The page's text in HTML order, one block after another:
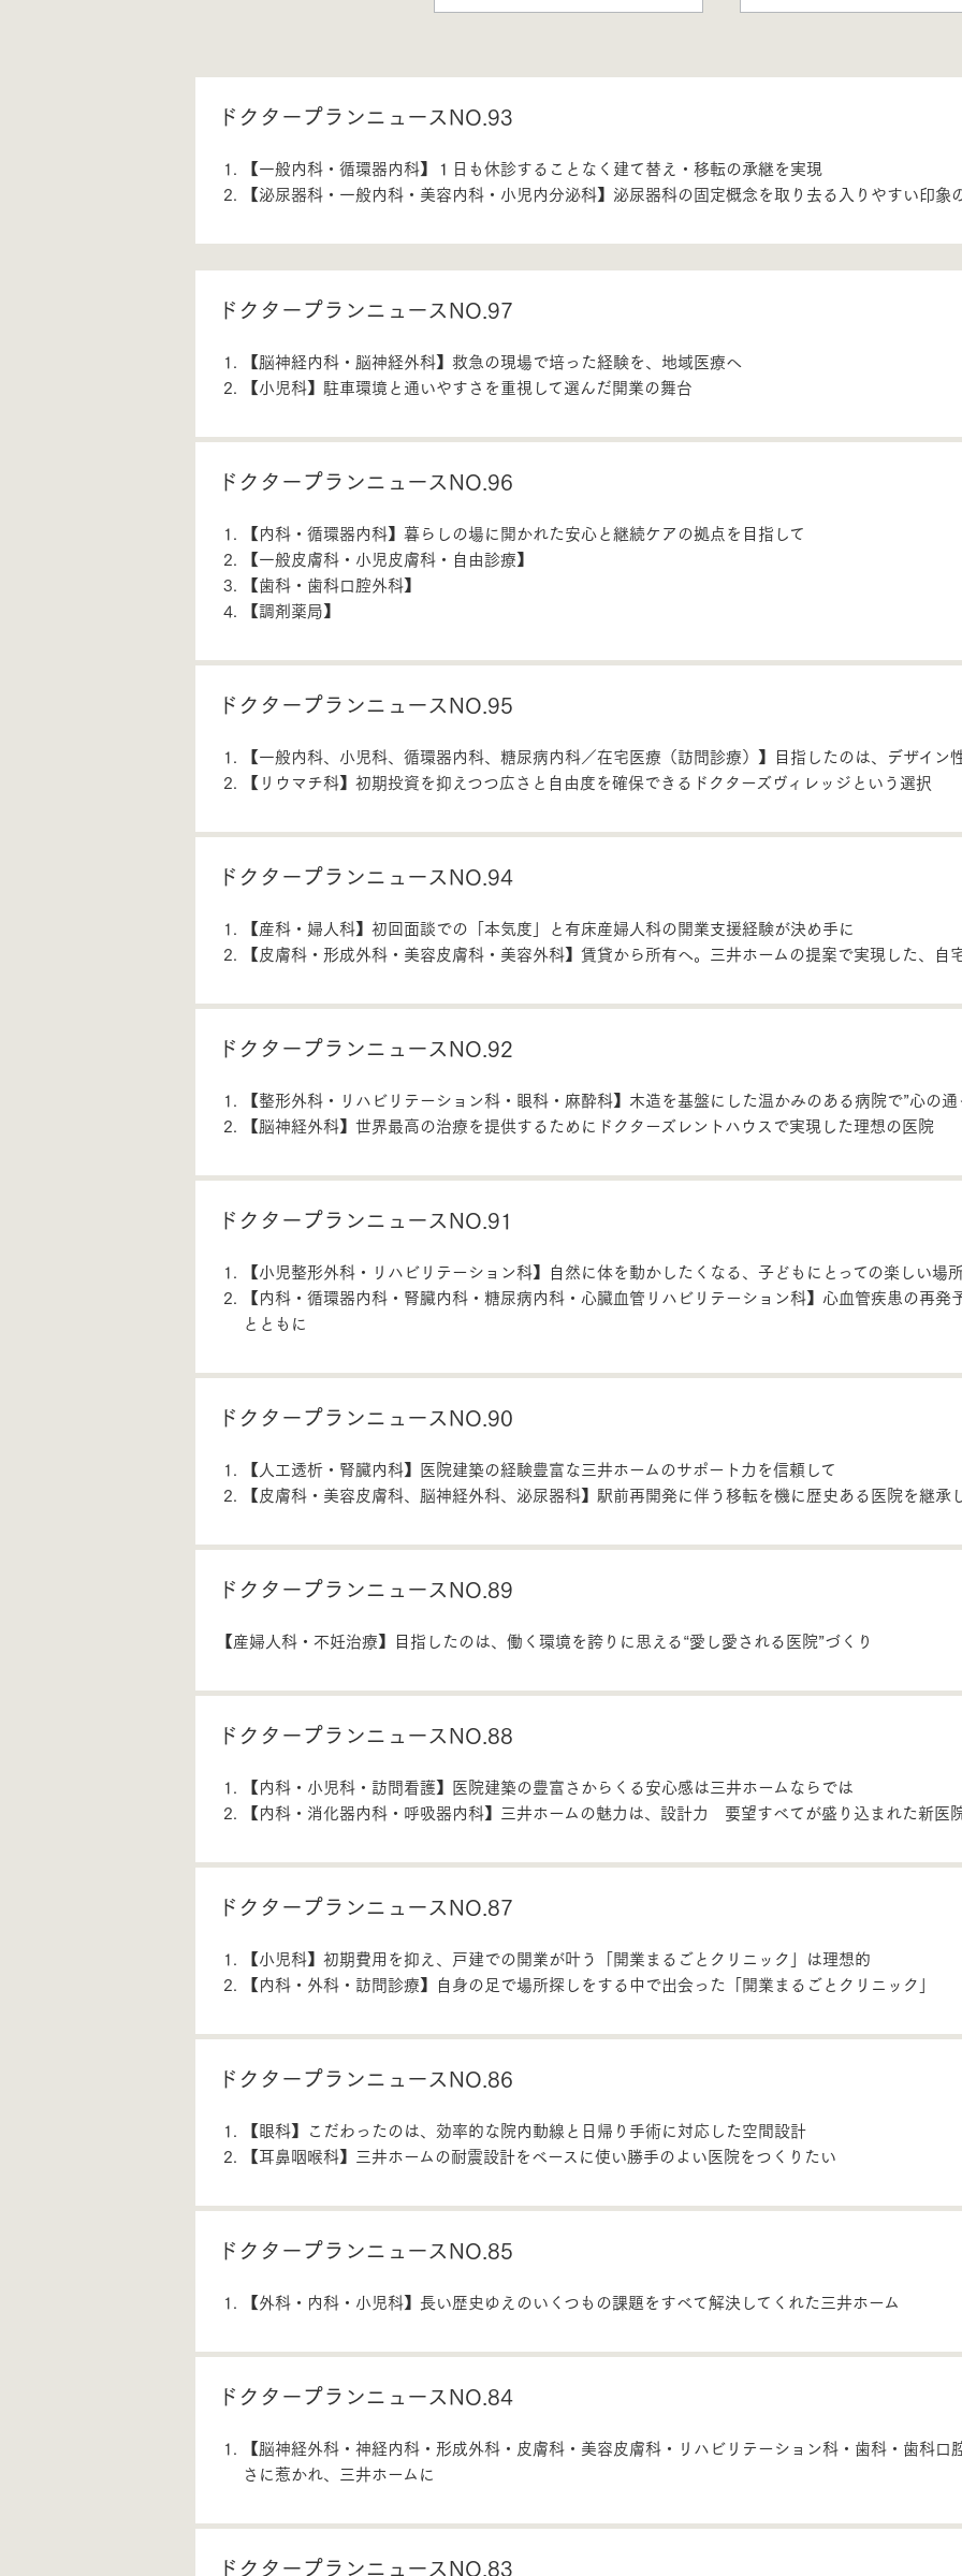
カタログ請求 イベント情報 ご相談デスク
ドクタープランニュースNO.93
【一般内科・循環器内科】１日も休診することなく建て替え・移転の承継を実現
【泌尿器科・一般内科・美容内科・小児内分泌科】泌尿器科の固定概念を取り去る入りやすい印象
ドクタープランニュースNO.97
【脳神経内科・脳神経外科】救急の現場で培った経験を、地域医療へ
【小児科】駐車環境と通いやすさを重視して選んだ開業の舞台
ドクタープランニュースNO.96
【内科・循環器内科】暮らしの場に開かれた安心と継続ケアの拠点を目指して
【一般皮膚科・小児皮膚科・自由診療】
【歯科・歯科口腔外科】
【調剤薬局】
ドクタープランニュースNO.95
【一般内科、小児科、循環器内科、糖尿病内科／在宅医療（訪問診療）】目指したのは、デザイン
【リウマチ科】初期投資を抑えつつ広さと自由度を確保できるドクターズヴィレッジという選択
ドクタープランニュースNO.94
【産科・婦人科】初回面談での「本気度」と有床産婦人科の開業支援経験が決め手に
【皮膚科・形成外科・美容皮膚科・美容外科】賃貸から所有へ。三井ホームの提案で実現した、自
ドクタープランニュースNO.92
【整形外科・リハビリテーション科・眼科・麻酔科】木造を基盤にした温かみのある病院で”心の
【脳神経外科】世界最高の治療を提供するためにドクターズレントハウスで実現した理想の医院
ドクタープランニュースNO.91
【小児整形外科・リハビリテーション科】自然に体を動かしたくなる、子どもにとっての楽しい場
【内科・循環器内科・腎臓内科・糖尿病内科・心臓血管リハビリテーション科】心血管疾患の再
とともに
ドクタープランニュースNO.90
【人工透析・腎臓内科】医院建築の経験豊富な三井ホームのサポート力を信頼して
【皮膚科・美容皮膚科、脳神経外科、泌尿器科】駅前再開発に伴う移転を機に歴史ある医院を継承
ドクタープランニュースNO.89
【産婦人科・不妊治療】目指したのは、働く環境を誇りに思える“愛し愛される医院”づくり
ドクタープランニュースNO.88
【内科・小児科・訪問看護】医院建築の豊富さからくる安心感は三井ホームならでは
【内科・消化器内科・呼吸器内科】三井ホームの魅力は、設計力 要望すべてが盛り込まれた新医
ドクタープランニュースNO.87
【小児科】初期費用を抑え、戸建での開業が叶う「開業まるごとクリニック」は理想的
【内科・外科・訪問診療】自身の足で場所探しをする中で出会った「開業まるごとクリニック」
ドクタープランニュースNO.86
【眼科】こだわったのは、効率的な院内動線と日帰り手術に対応した空間設計
【耳鼻咽喉科】三井ホームの耐震設計をベースに使い勝手のよい医院をつくりたい
ドクタープランニュースNO.85
【外科・内科・小児科】長い歴史ゆえのいくつもの課題をすべて解決してくれた三井ホーム
ドクタープランニュースNO.84
【脳神経外科・神経内科・形成外科・皮膚科・美容皮膚科・リハビリテーション科・歯科・歯科
さに惹かれ、三井ホームに
ドクタープランニュースNO.83